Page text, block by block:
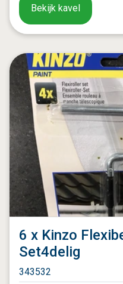
Bekijk kavel
6 x Kinzo
Set4delig
343532